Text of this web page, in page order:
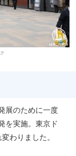
展のために一度
を実施。東京ド
わりました。